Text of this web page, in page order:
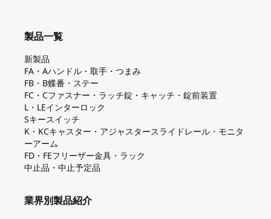
製品一覧
新製品
FA・Aハンドル・取手・つまみ
FB・B蝶番・ステー
FC・Cファスナー・ラッチ錠・キャッチ・錠前装置
L・LEインターロック
Sキースイッチ
K・KCキャスター・アジャスタースライドレール・モニタ
ーアーム
FD・FEフリーザー金具・ラック
中止品・中止予定品
業界別製品紹介